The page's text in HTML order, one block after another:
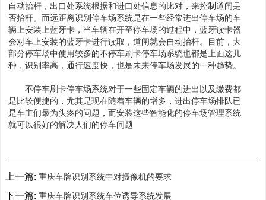
自动抬杆，出口处系统根据和进口处信息的比对，来控制道闸是
否抬杆。而远距离识别停车场系统是在一些经常进出停车场的车
辆上安装上蓝牙卡，当车辆在开至停车场的过程中，蓝牙读卡器
会对车上安装的蓝牙卡进行读取，道闸就会自动抬杆。目前，大
部分停车场中使用较多的不停车刷卡停车场系统也都是上面这几
种，识别率高，通行速度快，也是未来停车场发展的一种趋势。
不停车刷卡停车场系统对于一些固定车辆的进出以及缴费都
是比较便捷的，尤其是现在随着车辆的增多，进出停车场排队已
是车主们最为头疼的问题，而安装这些智能化的停车场管理系统
就可以很好的解决人们的停车问题
上一篇: 重庆车牌识别系统中对摄像机的要求
下一篇: 重庆车牌识别系统车位诱导系统发展